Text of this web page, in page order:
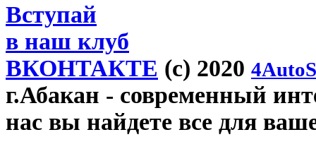
Вступай
в наш клуб
ВКОНТАКТЕ (c) 2020
г.Абакан - современный
нас вы найдете все для